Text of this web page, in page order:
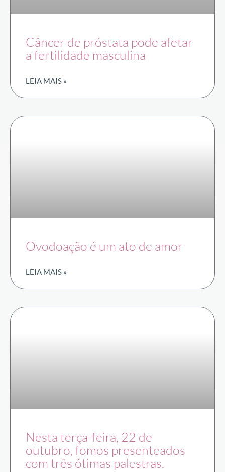
Câncer de próstata pode afetar
a fertilidade masculina
LEIA MAIS »
Ovodoação é um ato de amor
LEIA MAIS »
Nesta terça-feira, 22 de
outubro, fomos presenteados
com três ótimas palestras.